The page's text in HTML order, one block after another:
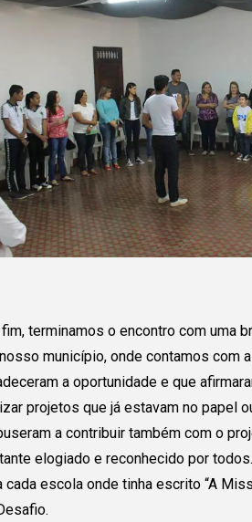
fim, terminamos o encontro com uma
município, onde contamos com
a oportunidade e que
projetos que já estavam no papel
a contribuir também com o
elogiado e reconhecido por
cada escola onde tinha escrito “A